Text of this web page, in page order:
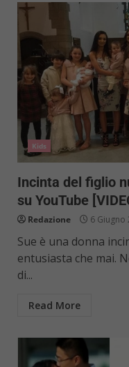
Kids
Incinta del figlio
su YouTube
Redazione 6 Giugno
Sue è una donna
entusiasta che mai.
di...
Read More